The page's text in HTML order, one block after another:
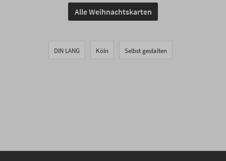
Alle Weihnachtskarten
DIN LANG Köln Selbst gestalten